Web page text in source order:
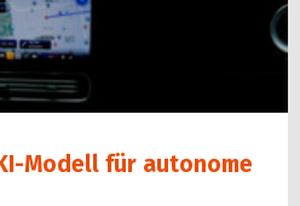
Modell für autonome